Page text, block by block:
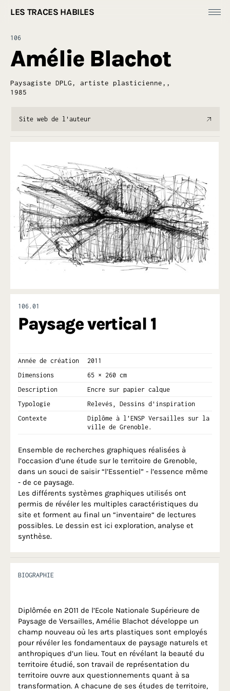
LES TRACES HABILES
Fonds Dess(e)ins
Productions
[
Ressources ]
106
Amélie Blachot
Paysagiste DPLG, artiste plasticienne,,
1985
Site web de l'auteur
106.01
Paysage vertical 1
Année de création
2011
Dimensions
65 × 260 cm
Description
Encre sur papier calque
Typologie
Relevés, Dessins d'inspiration
Contexte
Diplôme à l’ENSP Versailles sur la
ville de Grenoble.
Ensemble de recherches graphiques réalisées à
l’occasion d’une étude sur le territoire de Grenoble,
dans un souci de saisir “l’Essentiel” - l’essence même
- de ce paysage.
Les différents systèmes graphiques utilisés ont
permis de révéler les multiples caractéristiques du
site et forment au final un “inventaire“ de lectures
possibles. Le dessin est ici exploration, analyse et
synthèse.
BIOGRAPHIE
Diplômée en 2011 de l’Ecole Nationale Supérieure de
Paysage de Versailles, Amélie Blachot développe un
champ nouveau où les arts plastiques sont employés
pour révéler les fondamentaux de paysage naturels et
anthropiques d’un lieu. Tout en révélant la beauté du
territoire étudié, son travail de représentation du
territoire ouvre aux questionnements quant à sa
transformation. A chacune de ses études de territoire,